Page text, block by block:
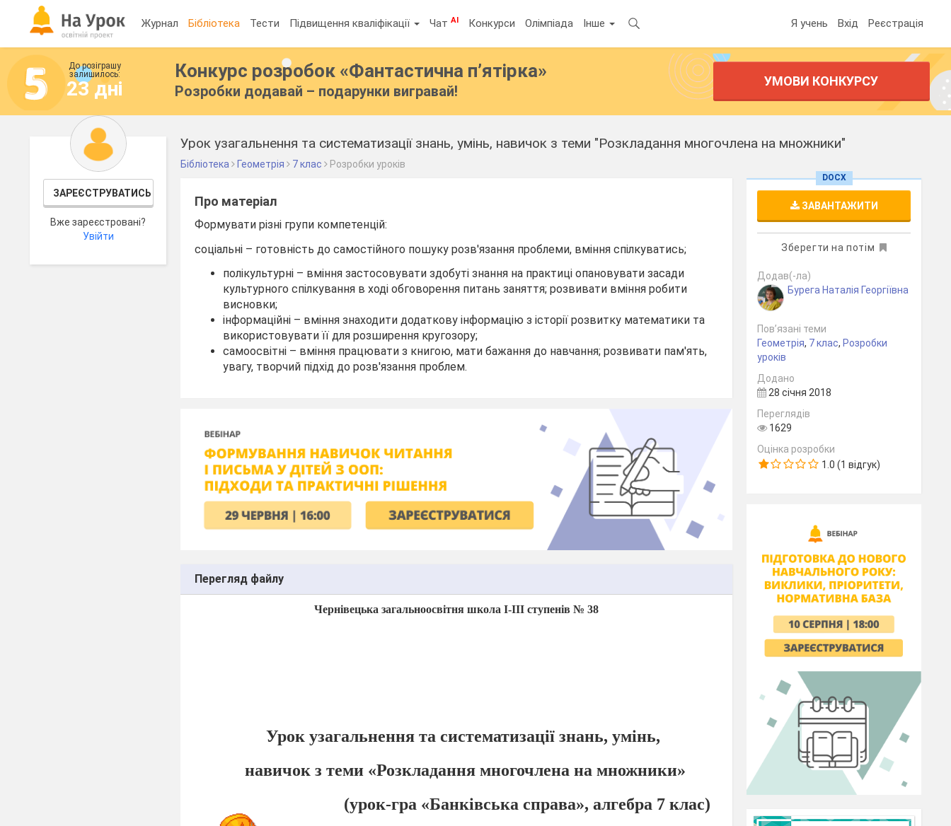
Журнал Бібліотека Тести Підвищення кваліфікації ЧатAI Конкурси Олімпіада Інше Я учень Вхід Реєстрація
До розіграшу
залишилось:
23 дні
Конкурс розробок «Фантастична п’ятірка»
Розробки додавай – подарунки вигравай!
УМОВИ КОНКУРСУ
ЗАРЕЄСТРУВАТИСЬ
Вже зареєстровані?
Увійти
Урок узагальнення та систематизації знань, умінь, навичок з теми "Розкладання многочлена на множники"
Бібліотека Геометрія 7 клас Розробки уроків
Про матеріал
Формувати різні групи компетенцій:
соціальні – готовність до самостійного пошуку розв'язання проблеми, вміння спілкуватись;
полікультурні – вміння застосовувати здобуті знання на практиці опановувати засади
культурного спілкування в ході обговорення питань заняття; розвивати вміння робити
висновки;
інформаційні – вміння знаходити додаткову інформацію з історії розвитку математики та
використовувати її для розширення кругозору;
самоосвітні – вміння працювати з книгою, мати бажання до навчання; розвивати пам'ять,
увагу, творчий підхід до розв'язання проблем.
Перегляд файлу
Чернівецька загальноосвітня школа І-ІІІ ступенів № 38
Урок узагальнення та систематизації знань, умінь,
навичок з теми «Розкладання многочлена на множники»
(урок-гра «Банківська справа», алгебра 7 клас)
DOCX
ЗАВАНТАЖИТИ
Зберегти на потім
Додав(-ла)
Бурега Наталія Георгіївна
Пов’язані теми
Геометрія, 7 клас, Розробки
уроків
Додано
28 січня 2018
Переглядів
1629
Оцінка розробки
1.0 (1 відгук)